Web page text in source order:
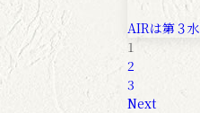
AIRは第３
1
2
3
Next